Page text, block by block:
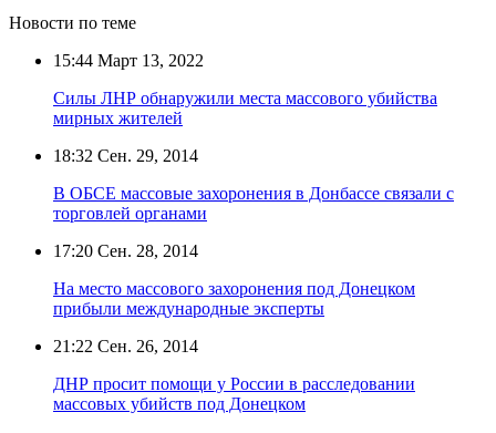
Новости по теме
15:44 Март 13, 2022
Силы ЛНР обнаружили места массового убийства
мирных жителей
18:32 Сен. 29, 2014
В ОБСЕ массовые захоронения в Донбассе связали с
торговлей органами
17:20 Сен. 28, 2014
На место массового захоронения под Донецком
прибыли международные эксперты
21:22 Сен. 26, 2014
ДНР просит помощи у России в расследовании
массовых убийств под Донецком